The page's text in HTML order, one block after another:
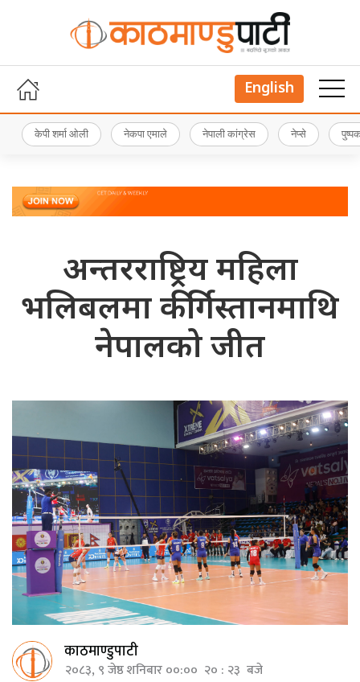
English
केपी शर्मा ओली नेकपा एमाले नेपाली कांग्रेस नेप्से
अन्तरराष्ट्रिय महिला
भलिबलमा कीर्गिस्तानमाथि
नेपालको जीत
काठमाण्डुपाटी
२०८३, ९ जेष्ठ शनिबार ००:०० २० : २३ बजे